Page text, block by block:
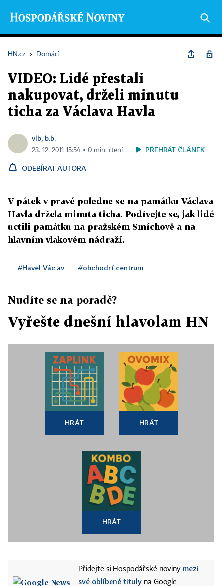
HN.cz › Domácí
VIDEO: Lidé přestali
nakupovat, drželi minutu
ticha za Václava Havla
vlb, b.b.
23. 12. 2011 15:54 ▪ 0 min. čtení PŘEHRÁT ČLÁNEK
ODEBÍRAT AUTORA
V pátek v pravé poledne se na památku Václava
Havla držela minuta ticha. Podívejte se, jak lidé
uctili památku na pražském Smíchově a na
hlavním vlakovém nádraží.
#Havel Václav #obchodní centrum
Nudíte se na poradě?
Vyřešte dnešní hlavolam HN
HRÁT HRÁT
HRÁT
Přidejte si Hospodářské noviny mezi
své oblíbené tituly na Google